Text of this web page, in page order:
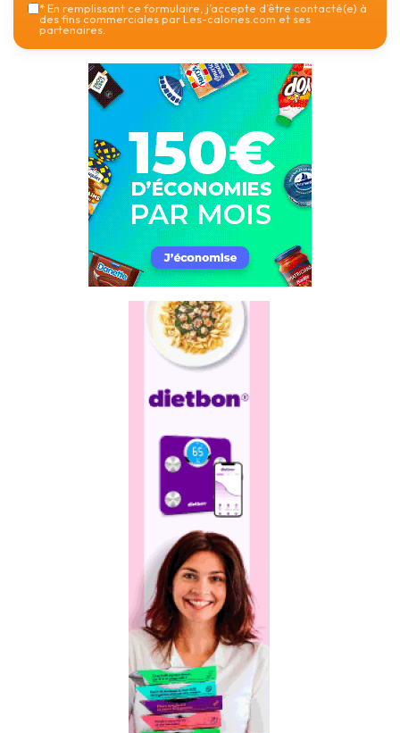
*En remplissant ce formulaire, j’accepte d’être contacté(e) à
des fins commerciales par Les-calories.com et ses
partenaires.